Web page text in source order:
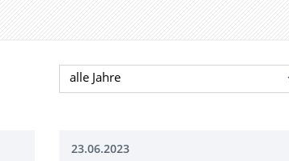
Jahr auswählen
23.06.2023